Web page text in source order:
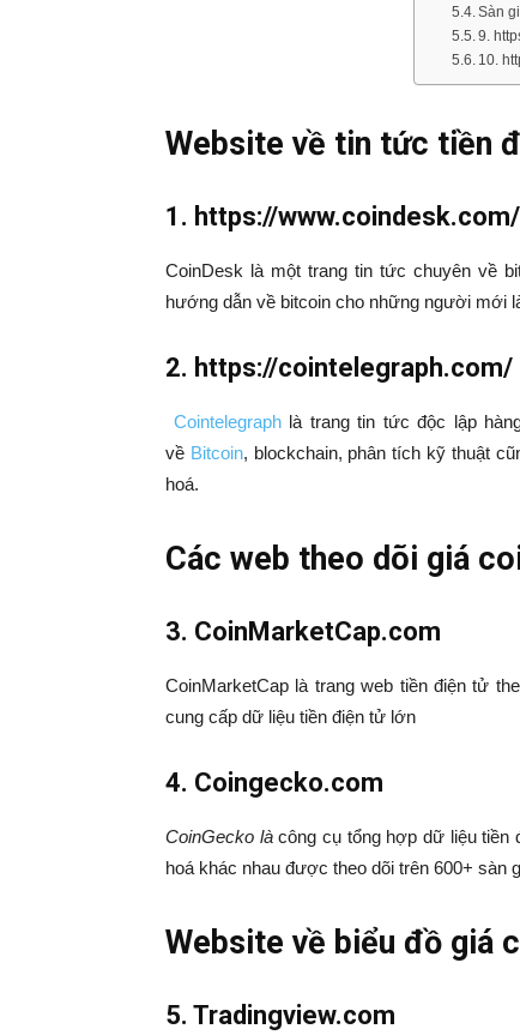
Sàn
9.
10.
Website về tin tức tiền
1. https://www.coindesk.com/
CoinDesk là một trang tin tức chuyên về
hướng dẫn về bitcoin cho những người mới
2. https://cointelegraph.com/
Cointelegraphlà trang tin tức độc lập
về Bitcoin, blockchain, phân tích kỹ thuật
hoá.
Các web theo dõi giá
3. CoinMarketCap.com
СoinMarketCap là trang web tiền điện tử
cung cấp dữ liệu tiền điện tử lớn
4. Coingecko.com
CoinGecko làcông cụ tổng hợp dữ liệu tiền
hoá khác nhau được theo dõi trên 600+ sàn
Website về biểu đồ giá
5. Tradingview.com